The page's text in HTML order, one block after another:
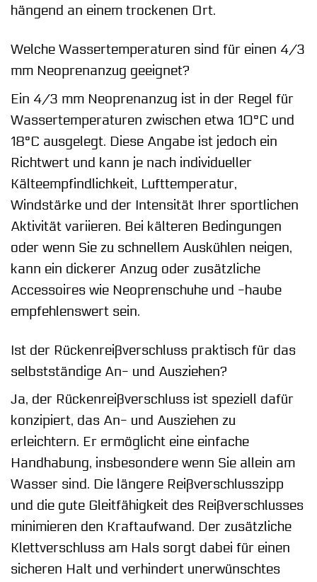
hängend an einem trockenen Ort.
Welche Wassertemperaturen sind für einen 4/3
mm Neoprenanzug geeignet?
Ein 4/3 mm Neoprenanzug ist in der Regel für
Wassertemperaturen zwischen etwa 10°C und
18°C ausgelegt. Diese Angabe ist jedoch ein
Richtwert und kann je nach individueller
Kälteempfindlichkeit, Lufttemperatur,
Windstärke und der Intensität Ihrer sportlichen
Aktivität variieren. Bei kälteren Bedingungen
oder wenn Sie zu schnellem Auskühlen neigen,
kann ein dickerer Anzug oder zusätzliche
Accessoires wie Neoprenschuhe und -haube
empfehlenswert sein.
Ist der Rückenreißverschluss praktisch für das
selbstständige An- und Ausziehen?
Ja, der Rückenreißverschluss ist speziell dafür
konzipiert, das An- und Ausziehen zu
erleichtern. Er ermöglicht eine einfache
Handhabung, insbesondere wenn Sie allein am
Wasser sind. Die längere Reißverschlusszipp
und die gute Gleitfähigkeit des Reißverschlusses
minimieren den Kraftaufwand. Der zusätzliche
Klettverschluss am Hals sorgt dabei für einen
sicheren Halt und verhindert unerwünschtes